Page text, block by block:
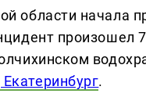
области начала
произошел
.